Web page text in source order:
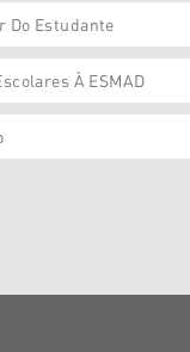
Do Estudante
À ESMAD